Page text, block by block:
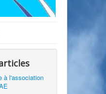
à l'association